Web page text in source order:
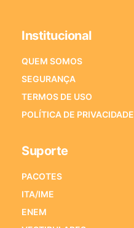
Institucional
QUEM SOMOS
SEGURANÇA
TERMOS DE USO
POLÍTICA DE PRIVACIDADE
Suporte
PACOTES
ITA/IME
ENEM